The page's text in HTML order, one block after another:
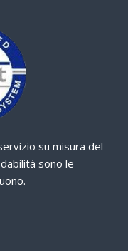
su misura del
sono le